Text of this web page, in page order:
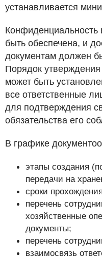
устанавливается
быть обеспечена, и
документам должен
Порядок
может быть
все ответственные
для подтверждения
обязательства его
В графике
этапы создания
передачи на
сроки
перечень
хозяйственные
документы;
перечень
взаимосвязь